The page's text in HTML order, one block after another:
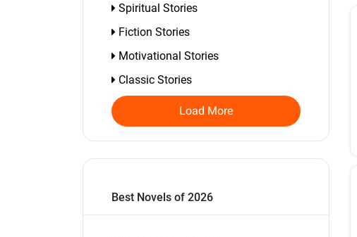
Spiritual Stories
Fiction Stories
Motivational Stories
Classic Stories
Load More
Best Novels of 2026